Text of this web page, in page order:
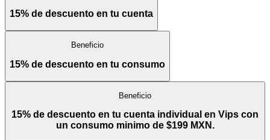
15% de descuento en tu cuenta
Beneficio
15% de descuento en tu consumo
Beneficio
15% de descuento en tu cuenta individual en Vips con
un consumo minimo de $199 MXN.